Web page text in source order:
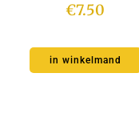
€7.50
in winkelmand